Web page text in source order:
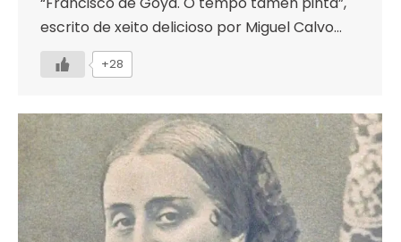
escrito de xeito delicioso por Miguel Calvo…
+28